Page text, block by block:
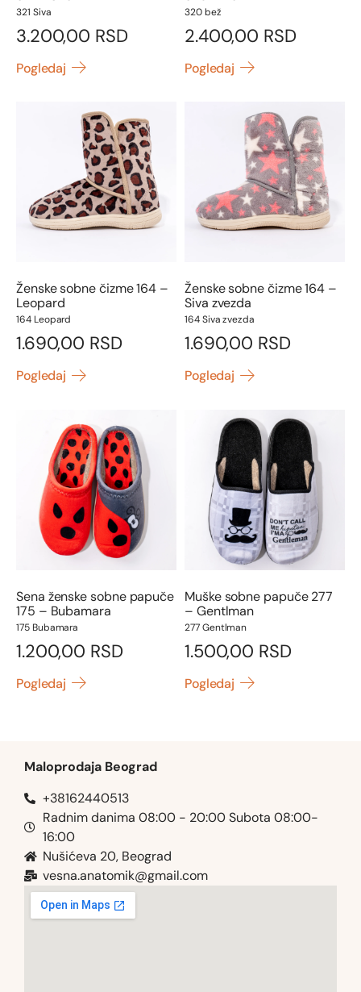
321 Siva
3.200,00 RSD
Pogledaj
320 bež
2.400,00 RSD
Pogledaj
Ženske sobne čizme 164 –
Leopard
164 Leopard
1.690,00 RSD
Pogledaj
Ženske sobne čizme 164 –
Siva zvezda
164 Siva zvezda
1.690,00 RSD
Pogledaj
Sena ženske sobne papuče
175 – Bubamara
175 Bubamara
1.200,00 RSD
Pogledaj
Muške sobne papuče 277
– Gentlman
277 Gentlman
1.500,00 RSD
Pogledaj
Maloprodaja Beograd
+38162440513
Radnim danima 08:00 - 20:00 Subota 08:00-
16:00
Nušićeva 20, Beograd
vesna.anatomik@gmail.com​